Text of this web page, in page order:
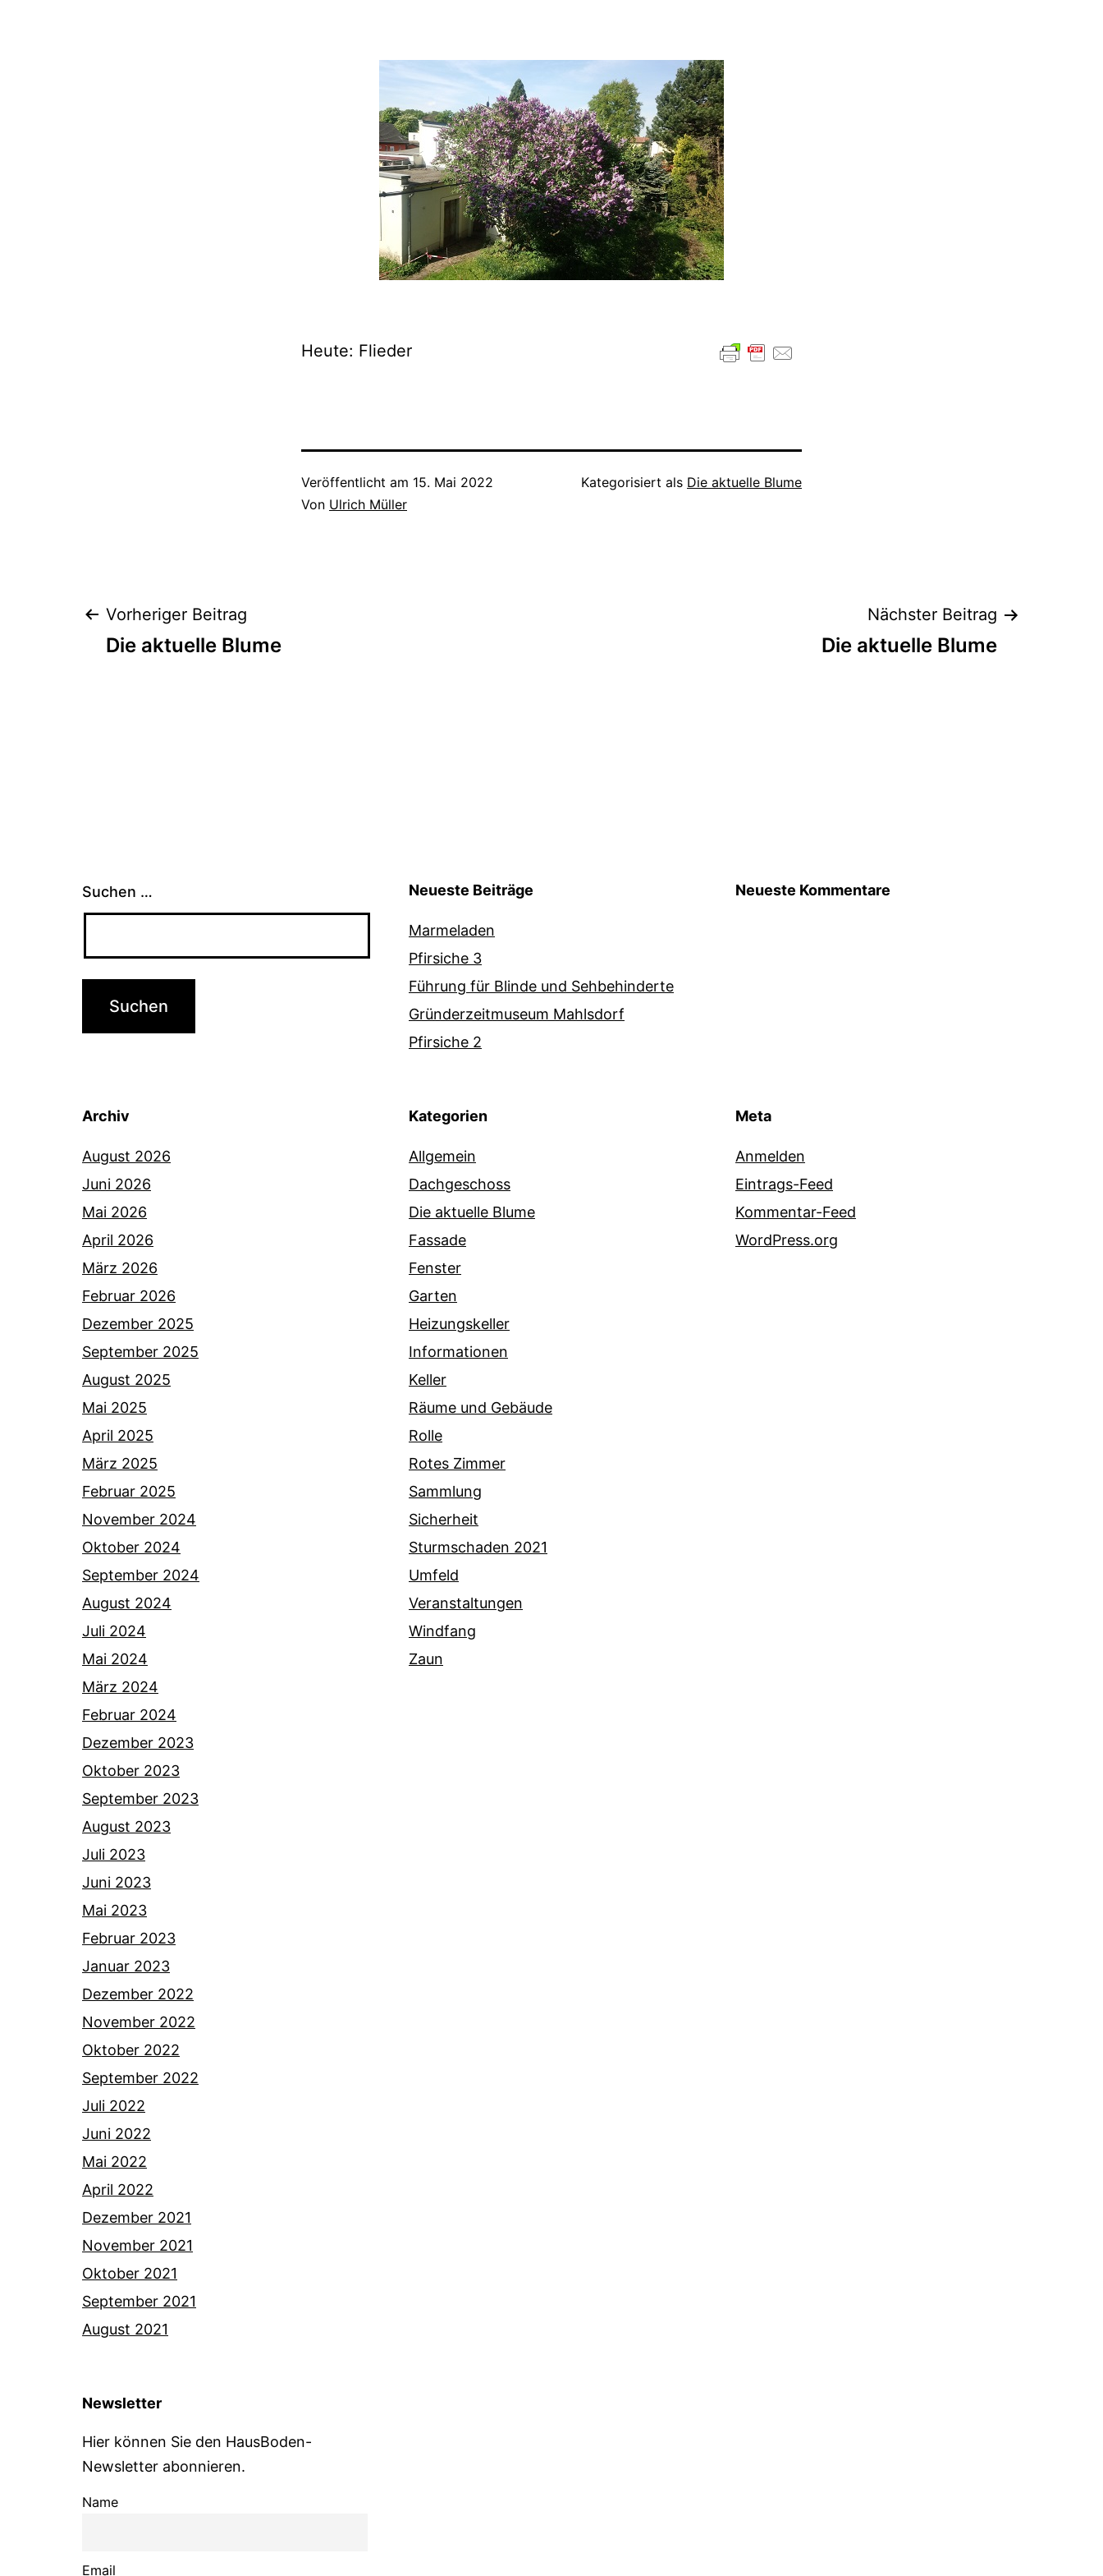
Heute: Flieder
Veröffentlicht am 15. Mai 2022
Von Ulrich Müller
Kategorisiert als Die aktuelle Blume
Beitragsnavigation
Vorheriger Beitrag
Die aktuelle Blume
Nächster Beitrag
Die aktuelle Blume
Suchen … Neueste Beiträge
Marmeladen
Pfirsiche 3
Führung für Blinde und Sehbehinderte
Gründerzeitmuseum Mahlsdorf
Pfirsiche 2
Neueste Kommentare
Archiv
August 2026
Juni 2026
Mai 2026
April 2026
März 2026
Februar 2026
Dezember 2025
September 2025
August 2025
Mai 2025
April 2025
März 2025
Februar 2025
November 2024
Oktober 2024
September 2024
August 2024
Juli 2024
Mai 2024
März 2024
Februar 2024
Dezember 2023
Oktober 2023
September 2023
August 2023
Juli 2023
Juni 2023
Mai 2023
Februar 2023
Januar 2023
Dezember 2022
November 2022
Oktober 2022
September 2022
Juli 2022
Juni 2022
Mai 2022
April 2022
Dezember 2021
November 2021
Oktober 2021
September 2021
August 2021
Kategorien
Allgemein
Dachgeschoss
Die aktuelle Blume
Fassade
Fenster
Garten
Heizungskeller
Informationen
Keller
Räume und Gebäude
Rolle
Rotes Zimmer
Sammlung
Sicherheit
Sturmschaden 2021
Umfeld
Veranstaltungen
Windfang
Zaun
Meta
Anmelden
Eintrags-Feed
Kommentar-Feed
WordPress.org
Newsletter
Hier können Sie den HausBoden-
Newsletter abonnieren.
Name
Email